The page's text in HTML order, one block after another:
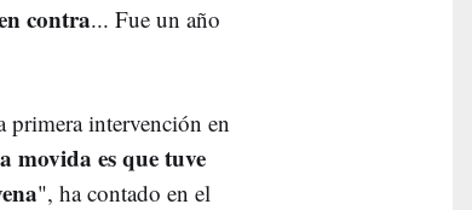
contra... Fue un año
primera intervención en
movida es que tuve
", ha contado en el